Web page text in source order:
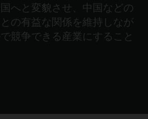
へと変貌させ、中国などの
の有益な関係を維持しなが
競争できる産業にすること